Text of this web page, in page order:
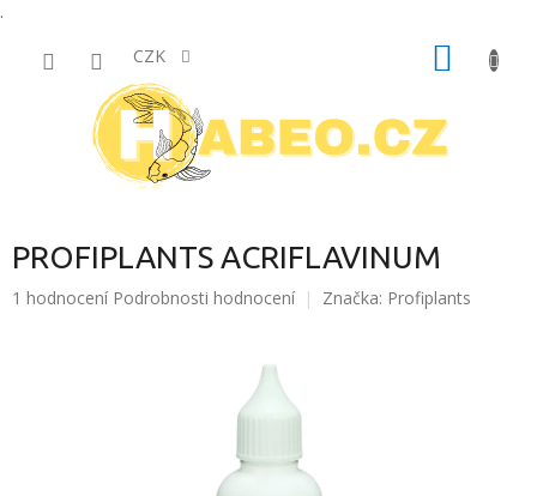
.
CZK
PROFIPLANTS ACRIFLAVINUM
Průměrné
1 hodnocení Podrobnosti hodnocení Značka: Profiplants